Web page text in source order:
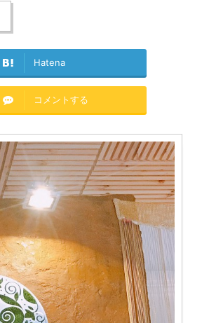
Hatena
コメントする